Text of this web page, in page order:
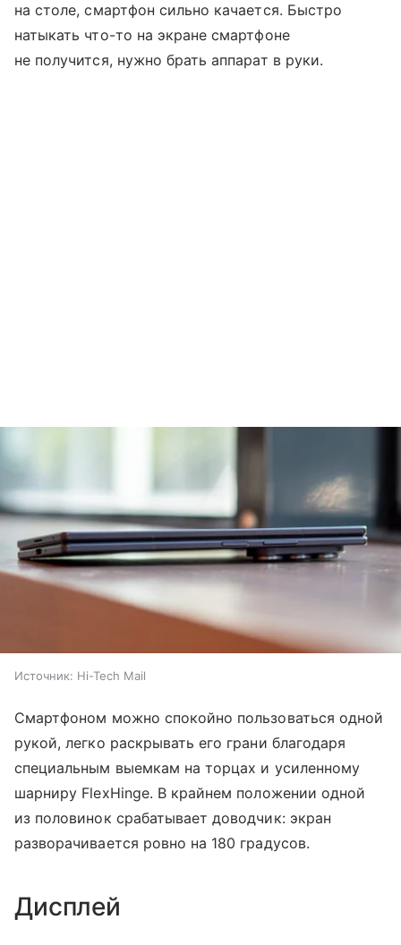
на столе, смартфон сильно качается. Быстро
натыкать что-то на экране смартфоне
не получится, нужно брать аппарат в руки.
Источник: Hi-Tech Mail
Смартфоном можно спокойно пользоваться одной
рукой, легко раскрывать его грани благодаря
специальным выемкам на торцах и усиленному
шарниру FlexHinge. В крайнем положении одной
из половинок срабатывает доводчик: экран
разворачивается ровно на 180 градусов.
Дисплей